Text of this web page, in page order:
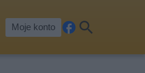
Moje konto
cebkaj